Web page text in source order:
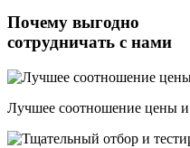
Почему выгодно
сотрудничать с нами
Лучшее соотношение цены и